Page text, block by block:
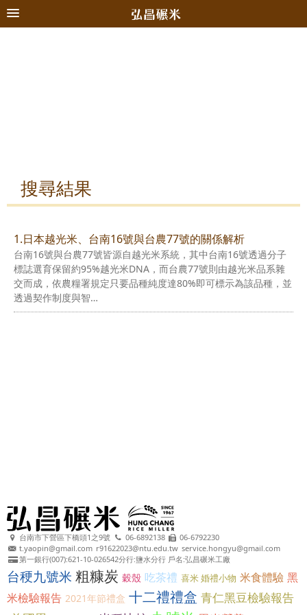
搜尋結果
1.日本越光米、台南16號與台農77號的關係解析
台南16號與台農77號皆源自越光米系統，其中台南16號透過分子
標誌選育保留約95%越光米DNA，而台農77號則由越光米品系雜
交而成，依農糧署規定只要品種純度達80%即可標示為該品種，並
透過契作制度與智…
台南市下營區下橋頭1之9號 06-6892138
06-6792230
t.yaopin@gmail.com r91622023@ntu.edu.tw service.hongyu@gmail.com
第一銀行(007):621-10-026542分行:鹽水分行 戶名:弘昌碾米工廠
台稉九號米 粗糠炭 穀殼 吃茶禮 喜米 婚禮小物 米食體驗 黑
米檢驗報告 2021年節禮盒 十二禮禮盒 青仁黑豆檢驗報告